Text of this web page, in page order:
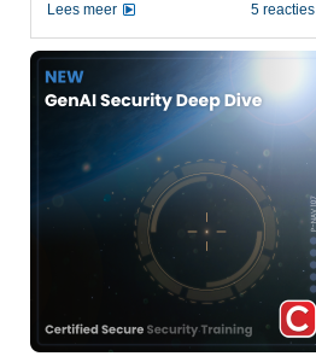
5 reacties
Lees meer